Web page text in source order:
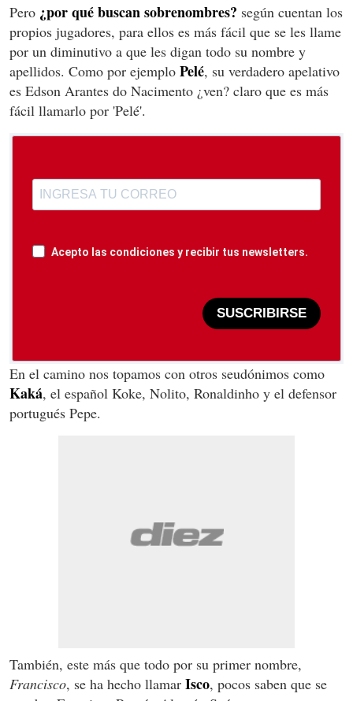
Pero ¿por qué buscan sobrenombres? según cuentan los
propios jugadores, para ellos es más fácil que se les llame
por un diminutivo a que les digan todo su nombre y
apellidos. Como por ejemplo Pelé, su verdadero apelativo
es Edson Arantes do Nacimento ¿ven? claro que es más
fácil llamarlo por 'Pelé'.
Acepto las condiciones y recibir tus newsletters.
SUSCRIBIRSE
En el camino nos topamos con otros seudónimos como
Kaká, el español Koke, Nolito, Ronaldinho y el defensor
portugués Pepe.
También, este más que todo por su primer nombre,
Francisco, se ha hecho llamar Isco, pocos saben que se